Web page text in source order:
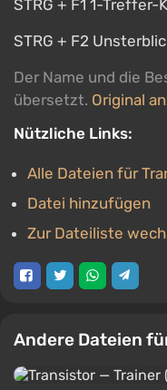
STRG + F1 1-
STRG + F2
Der Name und die
übersetzt. Original
Nützliche Links:
Alle Dateien für
Datei hinzufügen
Zur Dateiliste
Andere Dateien